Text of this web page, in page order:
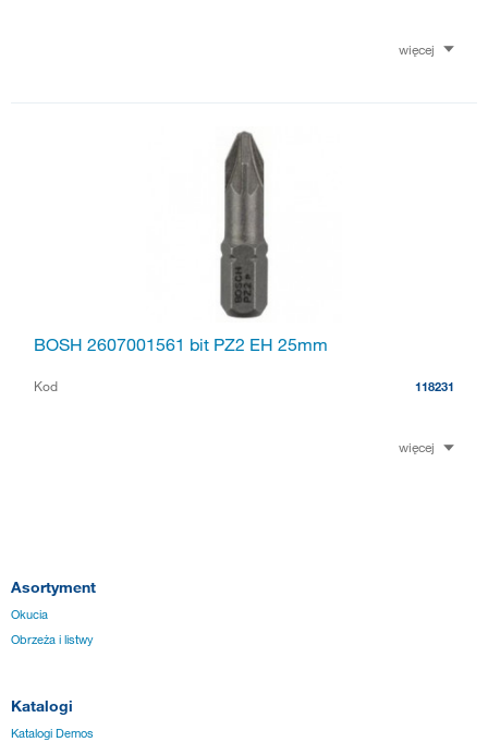
więcej
BOSH 2607001561 bit PZ2 EH 25mm
Kod 118231
więcej
Asortyment
Okucia
Obrzeża i listwy
Katalogi
Katalogi Demos